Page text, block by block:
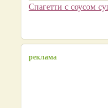
Спагетти с соусом
реклама